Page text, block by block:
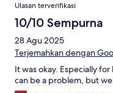
Ulasan terverifikasi
10/10 Sempurna
28 Agu 2025
Terjemahkan dengan
It was okay. Especially
can be a problem, but